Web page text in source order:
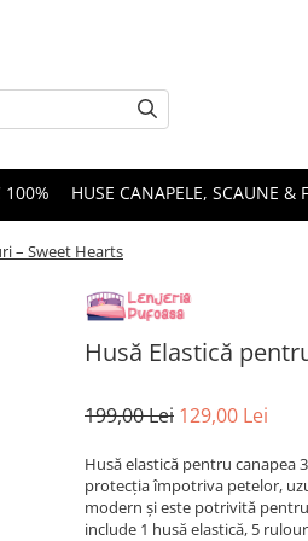
100% HUSE CANAPELE, SCAUNE &
– Sweet Hearts
Husă Elastică
199,00 Lei 129,00 Lei
Husă elastică pentru canapea
protecția împotriva petelor,
modern și este potrivită
include 1 husă elastică, 5